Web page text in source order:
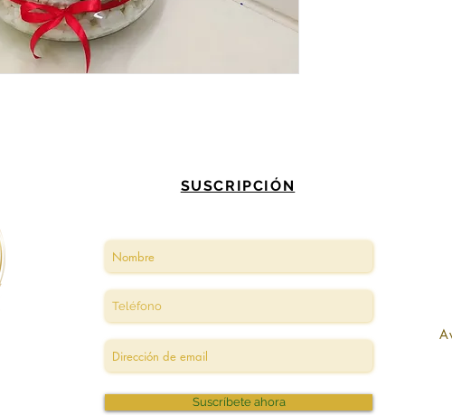
SUSCRIPCIÓN
Suscríbete ahora